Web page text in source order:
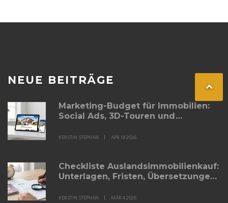
NEUE BEITRÄGE
Marketing-Budget für Immobilien:
Social Ads, 3D-Touren und
KERSTIN STEPHAN APR 14 2026
Checkliste Auslandsimmobilienkauf:
Unterlagen, Fristen, Übersetzungen
KERSTIN STEPHAN MÄR 4 2026